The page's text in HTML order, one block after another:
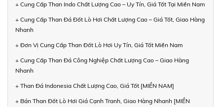
+ Cung Cấp Than Indo Chất Lượng Cao – Uy Tín, Giá Tốt Tại Miền Nam
+ Cung Cấp Than Đá Đốt Lò Hơi Chất Lượng Cao – Giá Tốt, Giao Hàng
Nhanh
+ Đơn Vị Cung Cấp Than Đốt Lò Hơi Uy Tín, Giá Tốt Miền Nam
+ Cung Cấp Than Đá Công Nghiệp Chất Lượng Cao – Giao Hàng
Nhanh
+ Than Đá Indonesia Chất Lượng Cao, Giá Tốt [MIỀN NAM]
+ Bán Than Đốt Lò Hơi Giá Cạnh Tranh, Giao Hàng Nhanh [MIỀN